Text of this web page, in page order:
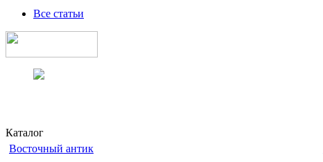
Все статьи
Каталог
Восточный антик